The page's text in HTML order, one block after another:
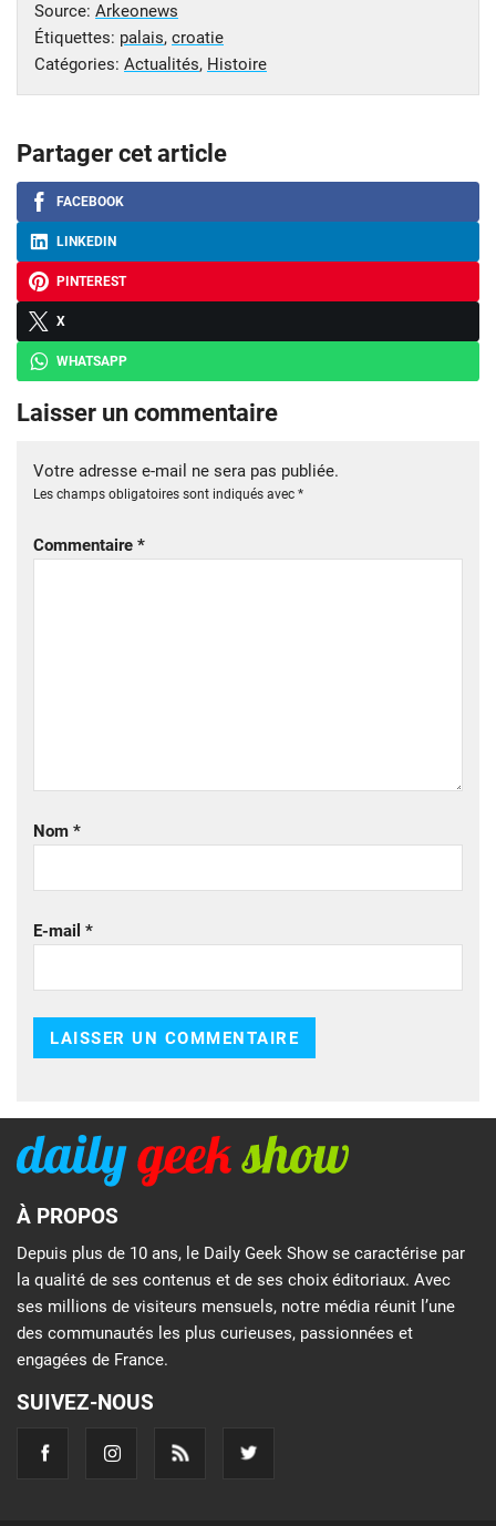
Source: Arkeonews
Étiquettes: palais, croatie
Catégories: Actualités, Histoire
Partager cet article
FACEBOOK
LINKEDIN
PINTEREST
X
WHATSAPP
Laisser un commentaire
Votre adresse e-mail ne sera pas publiée.
Les champs obligatoires sont indiqués avec *
Commentaire *
Nom *
E-mail *
À PROPOS
Depuis plus de 10 ans, le Daily Geek Show se caractérise par
la qualité de ses contenus et de ses choix éditoriaux. Avec
ses millions de visiteurs mensuels, notre média réunit l’une
des communautés les plus curieuses, passionnées et
engagées de France.
SUIVEZ-NOUS